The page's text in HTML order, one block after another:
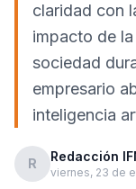
claridad con
impacto de
sociedad
empresario
inteligencia
R Redacción
viernes, 23 de